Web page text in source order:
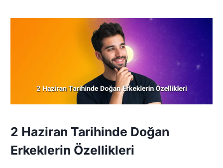
2 Haziran Tarihinde Doğan
Erkeklerin Özellikleri